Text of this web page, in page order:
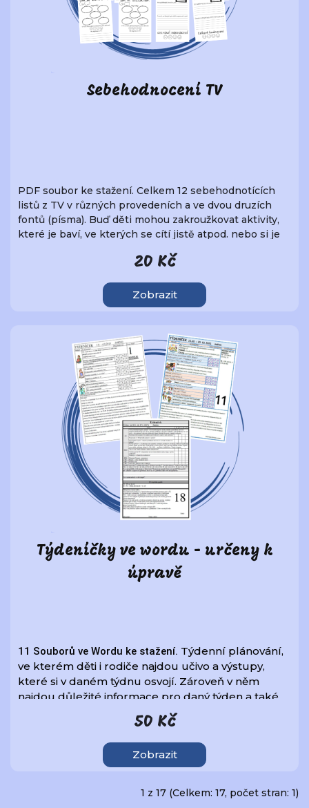
Sebehodnocení TV
PDF soubor ke stažení. Celkem 12 sebehodnotících
listů z TV v různých provedeních a ve dvou druzích
fontů (písma). Buď děti mohou zakroužkovat aktivity,
které je baví, ve kterých se cítí jistě atpod. nebo si je
by si v tomto souboru mohl najít to své.
20 Kč
Zobrazit
Týdeníčky ve wordu - určeny k
úpravě
11 Souborů ve Wordu ke stažení. Týdenní plánování,
ve kterém děti i rodiče najdou učivo a výstupy,
které si v daném týdnu osvojí. Zároveň v něm
najdou důležité informace pro daný týden a také
domácí úkoly. Nedílnou součástí týdeníčků je
sebehodnocení probíraných výstupů.
50 Kč
Zobrazit
1 z 17 (Celkem: 17, počet stran: 1)